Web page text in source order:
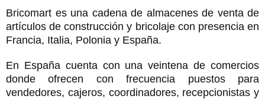
Bricomart es una cadena de almacenes de venta de
artículos de construcción y bricolaje con presencia en
Francia, Italia, Polonia y España.
En España cuenta con una veintena de comercios
donde ofrecen con frecuencia puestos para
vendedores, cajeros, coordinadores, recepcionistas y